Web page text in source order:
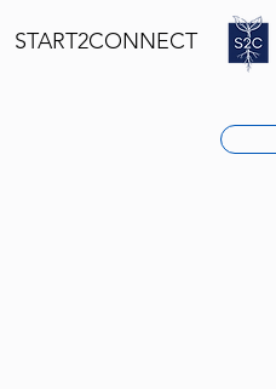
START2CONNECT